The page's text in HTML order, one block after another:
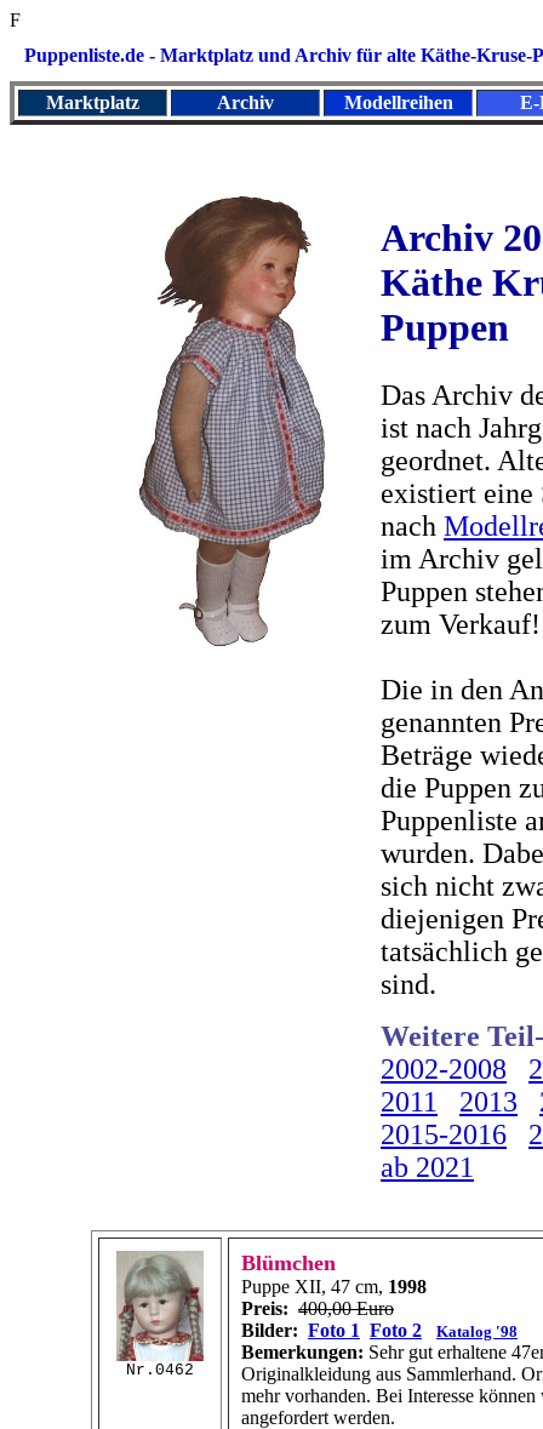
F
Puppenliste.de - Marktplatz und Archiv für alte Käthe-Kruse-
Marktplatz Archiv Modellreihen
Archiv
Käthe
Puppen
Das Archiv
ist nach
geordnet.
existiert eine
nach
im Archiv
Puppen
zum Verkauf!
Die in den
genannten
Beträge
die Puppen
Puppenliste
wurden.
sich nicht
diejenigen
tatsächlich
sind.
Weitere
2002-2008
2011
2013
2015-2016
ab 2021
Nr.0462
Blümchen
Puppe XII, 47 cm, 1998
Preis: 400,00 Euro
Bilder: Foto 1 Foto 2 Katalog '98
Bemerkungen: Sehr gut erhaltene
Originalkleidung aus Sammlerhand.
mehr vorhanden. Bei Interesse können
angefordert werden.